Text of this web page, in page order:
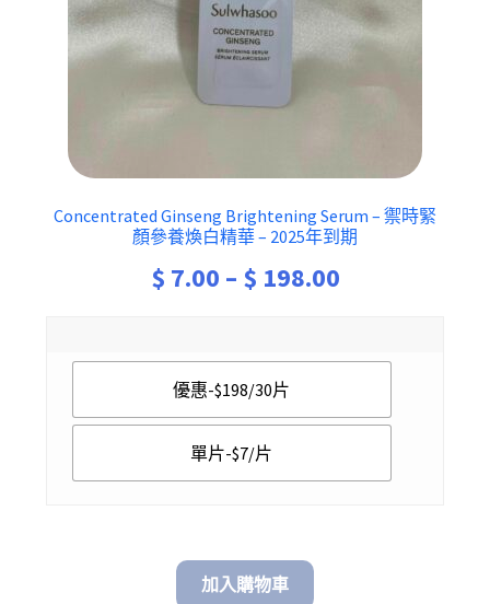
Concentrated Ginseng Brightening Serum – 禦時緊
顏參養煥白精華 – 2025年到期
$ 7.00 – $ 198.00Price
$ 7.00
優惠-$198/30片
單片-$7/片
加入購物車